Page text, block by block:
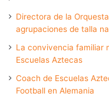
Directora de la
agrupaciones de talla
La convivencia familiar
Escuelas Aztecas
Coach de Escuelas
Football en Alemania